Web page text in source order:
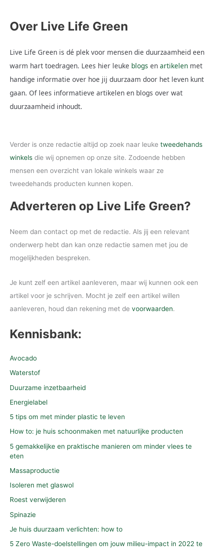
Over Live Life Green
Live Life Green is dé plek voor mensen die duurzaamheid een
warm hart toedragen. Lees hier leuke blogs en artikelen met
handige informatie over hoe jij duurzaam door het leven kunt
gaan. Of lees informatieve artikelen en blogs over wat
duurzaamheid inhoudt.
Verder is onze redactie altijd op zoek naar leuke tweedehands
winkels die wij opnemen op onze site. Zodoende hebben
mensen een overzicht van lokale winkels waar ze
tweedehands producten kunnen kopen.
Adverteren op Live Life Green?
Neem dan contact op met de redactie. Als jij een relevant
onderwerp hebt dan kan onze redactie samen met jou de
mogelijkheden bespreken.
Je kunt zelf een artikel aanleveren, maar wij kunnen ook een
artikel voor je schrijven. Mocht je zelf een artikel willen
aanleveren, houd dan rekening met de voorwaarden.
Kennisbank:
Avocado
Waterstof
Duurzame inzetbaarheid
Energielabel
5 tips om met minder plastic te leven
How to: je huis schoonmaken met natuurlijke producten
5 gemakkelijke en praktische manieren om minder vlees te
eten
Massaproductie
Isoleren met glaswol
Roest verwijderen
Spinazie
Je huis duurzaam verlichten: how to
5 Zero Waste-doelstellingen om jouw milieu-impact in 2022 te